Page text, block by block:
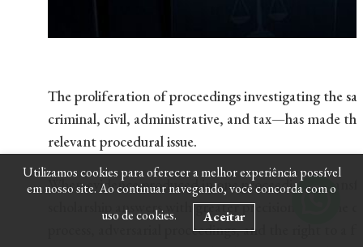
The proliferation of proceedings investigating the
criminal, civil, administrative, and tax—has made
relevant procedural issue.
When evidence produced in one proceeding is
scholarship answers with greater precision than the
process, adversarial proceedings, and the right to
Utilizamos cookies para oferecer a melhor experiência possível
em nosso site. Ao continuar navegando, você concorda com o
uso de cookies.
Aceitar